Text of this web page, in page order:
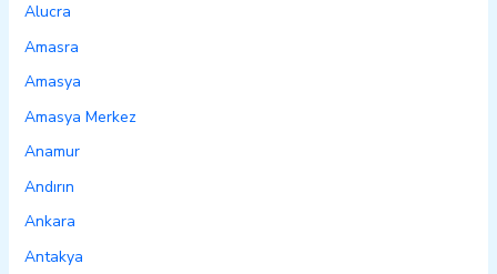
Alucra
Amasra
Amasya
Amasya Merkez
Anamur
Andırın
Ankara
Antakya